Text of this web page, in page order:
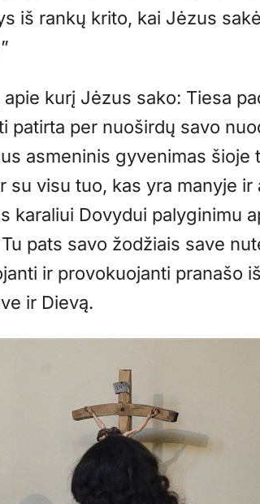
iš rankų krito, kai Jėzus
kurį Jėzus sako: Tiesa
patirta per nuoširdų savo
asmeninis gyvenimas šioje
su visu tuo, kas yra manyje ir
karaliui Dovydui palyginimu
pats savo žodžiais save
ir provokuojanti pranašo
ir Dievą.